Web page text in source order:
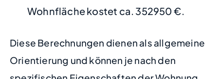
Wohnfläche kostet ca. 352950 €.
Diese Berechnungen dienen als allgemeine
Orientierung und können je nach den